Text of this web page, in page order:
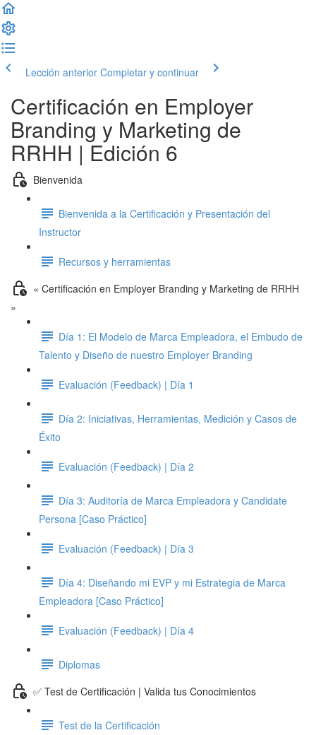
Lección anterior Completar y continuar
Certificación en Employer
Branding y Marketing de
RRHH | Edición 6
Bienvenida
Bienvenida a la Certificación y Presentación del
Instructor
Recursos y herramientas
« Certificación en Employer Branding y Marketing de RRHH
»
Día 1: El Modelo de Marca Empleadora, el Embudo de
Talento y Diseño de nuestro Employer Branding
Evaluación (Feedback) | Día 1
Día 2: Iniciativas, Herramientas, Medición y Casos de
Éxito
Evaluación (Feedback) | Día 2
Día 3: Auditoría de Marca Empleadora y Candidate
Persona [Caso Práctico]
Evaluación (Feedback) | Día 3
Día 4: Diseñando mi EVP y mi Estrategia de Marca
Empleadora [Caso Práctico]
Evaluación (Feedback) | Día 4
Diplomas
✅ Test de Certificación | Valida tus Conocimientos
Test de la Certificación